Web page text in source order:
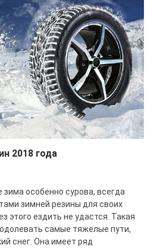
2018 года
зима особенно сурова, всегда
зимней резины для своих
этого ездить не удастся. Такая
самые тяжелые пути,
снег. Она имеет ряд